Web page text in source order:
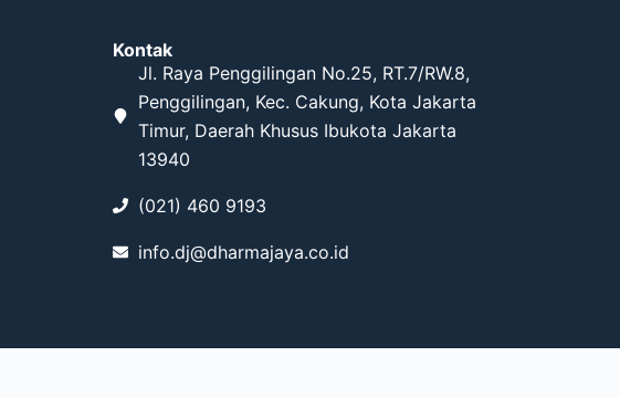
Kontak
Jl. Raya Penggilingan No.25, RT.7/RW.8,
Penggilingan, Kec. Cakung, Kota Jakarta
Timur, Daerah Khusus Ibukota Jakarta
13940
(021) 460 9193
info.dj@dharmajaya.co.id